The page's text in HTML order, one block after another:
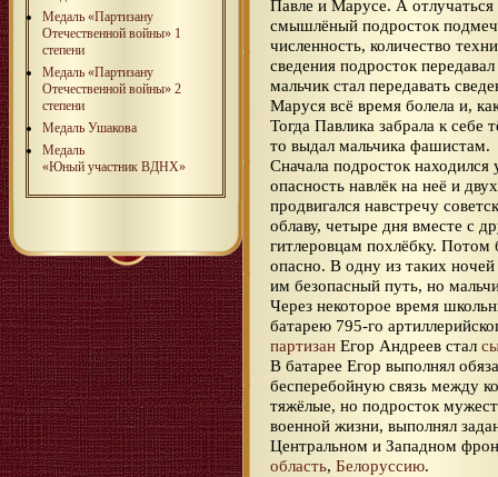
Медаль «Партизану
Отечественной войны» 1
степени
Медаль «Партизану
Отечественной войны» 2
степени
Медаль Ушакова
Медаль
«Юный участник ВДНХ»
Павле и Марусе. А
смышлёный подросток
численность, количество
сведения подросток
мальчик стал передавать
Маруся всё время болела и,
Тогда Павлика забрала к себе
то выдал мальчика фашистам.
Сначала подросток
опасность навлёк на неё и
продвигался навстречу
облаву, четыре дня вместе с
гитлеровцам похлёбку.
опасно. В одну из таких
им безопасный путь, но
Через некоторое время
батарею 795-го
партизан Егор Андреев стал
В батарее Егор выполнял
бесперебойную связь между
тяжёлые, но подросток
военной жизни, выполнял
Центральном и Западном
область, Белоруссию.